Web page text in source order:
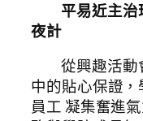
平易近主
夜計
從興趣活動
中的貼心保證
員工 凝集奮進